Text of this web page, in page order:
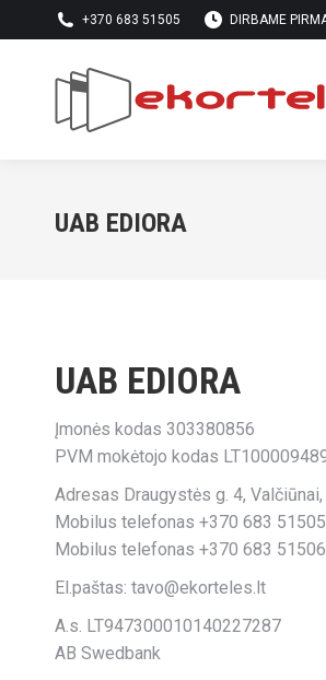
+370 683 51505 DIRBAME
UAB EDIORA
UAB EDIORA
Įmonės kodas 303380856
PVM mokėtojo kodas
Adresas Draugystės g. 4,
Mobilus telefonas +370 683 51505
Mobilus telefonas +370 683 51506
El.paštas: tavo@ekorteles.lt
A.s. LT947300010140227287
AB Swedbank